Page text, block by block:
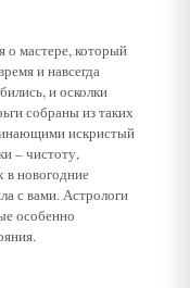
о мастере, который
и навсегда
и осколки
собраны из таких
искристый
– чистоту,
в новогодние
с вами. Астрологи
особенно